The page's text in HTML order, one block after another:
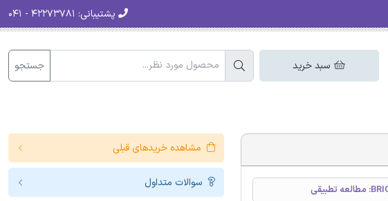
پشتیبانی:
سبد خرید جستجو
مشاهده خریدهای قبلی
سوالات متداول